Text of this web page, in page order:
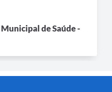
de Saúde -